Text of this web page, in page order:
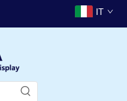
IT